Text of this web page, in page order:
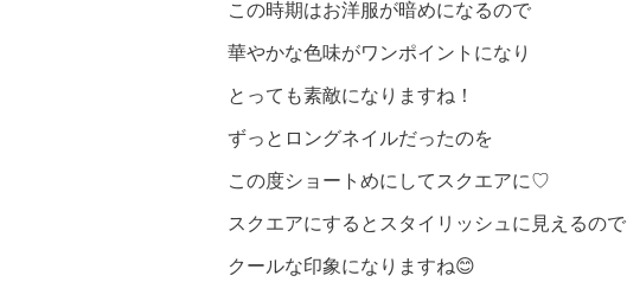
この時期はお洋服が暗めになるので
華やかな色味がワンポイントになり
とっても素敵になりますね！
ずっとロングネイルだったのを
この度ショートめにしてスクエアに♡
スクエアにするとスタイリッシュに見えるので
クールな印象になりますね😊